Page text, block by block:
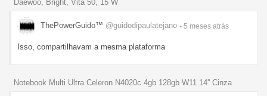
Daewoo, Bright, Vita 50, 15 W
ThePowerGuido™ @guidodipaulatejano - 5 meses atrás
Isso, compartilhavam a mesma plataforma
Notebook Multi Ultra Celeron N4020c 4gb 128gb W11 14'' Cinza